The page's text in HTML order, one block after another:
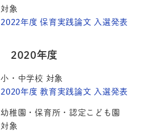
対象
2022年度 保育実践論文 入選発表
2020年度
小・中学校 対象
2020年度 教育実践論文 入選発表
幼稚園・保育所・認定こども園
対象